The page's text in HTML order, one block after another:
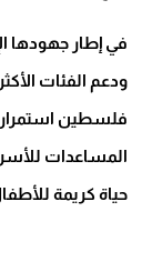
في إطار جهودها
ودعم الفئات
فلسطين
المساعدات
حياة كريمة